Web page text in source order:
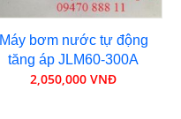
Máy bơm nước tự động
tăng áp JLM60-300A
2,050,000 VNĐ